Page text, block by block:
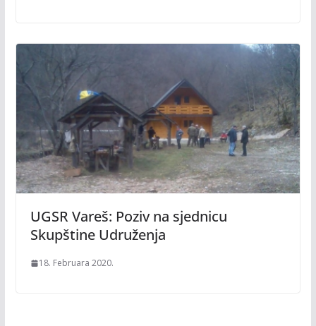
UGSR Vareš: Poziv na sjednicu
Skupštine Udruženja
18. Februara 2020.